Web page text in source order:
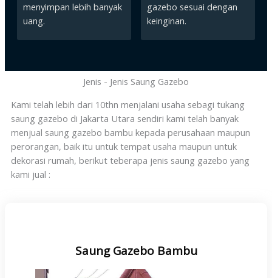
menyimpan lebih banyak
uang.
gazebo sesuai dengan
keinginan.
Jenis - Jenis Saung Gazebo
Kami telah lebih dari 10thn menjalani usaha sebagi tukang
saung gazebo di Jakarta Utara sendiri kami telah banyak
menjual saung gazebo bambu kepada perusahaan maupun
perorangan, baik itu untuk tempat usaha maupun untuk
dekorasi rumah, berikut teberapa jenis saung gazebo yang
kami jual :
Saung Gazebo Bambu